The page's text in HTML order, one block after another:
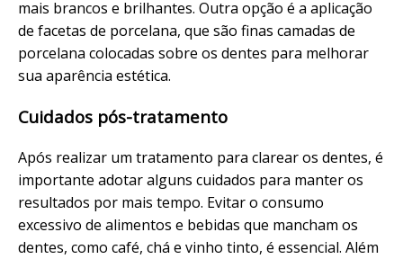
mais brancos e brilhantes. Outra opção é a aplicação
de facetas de porcelana, que são finas camadas de
porcelana colocadas sobre os dentes para melhorar
sua aparência estética.
Cuidados pós-tratamento
Após realizar um tratamento para clarear os dentes, é
importante adotar alguns cuidados para manter os
resultados por mais tempo. Evitar o consumo
excessivo de alimentos e bebidas que mancham os
dentes, como café, chá e vinho tinto, é essencial. Além